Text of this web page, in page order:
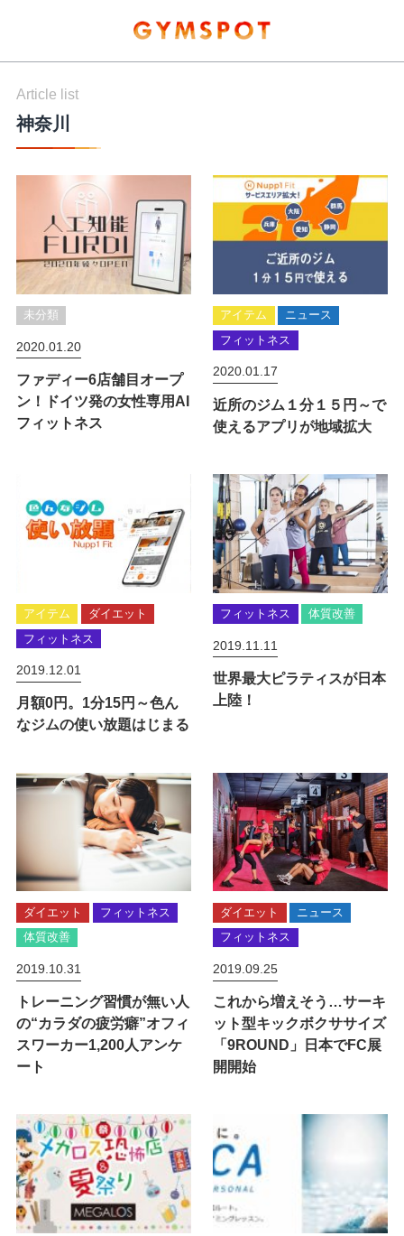
Article list
神奈川
未分類
2020.01.20
ファディー6店舗目オープ
ン！ドイツ発の女性専用AI
フィットネス
アイテム
ニュース
フィットネス
2020.01.17
近所のジム１分１５円～で
使えるアプリが地域拡大
アイテム
ダイエット
フィットネス
2019.12.01
月額0円。1分15円～色ん
なジムの使い放題はじまる
フィットネス 体質改善
2019.11.11
世界最大ピラティスが日本
上陸！
ダイエット
フィットネス
体質改善
2019.10.31
トレーニング習慣が無い人
の“カラダの疲労癖”オフィ
スワーカー1,200人アンケ
ート
ダイエット
ニュース
フィットネス
2019.09.25
これから増えそう…サーキ
ット型キックボクササイズ
「9ROUND」日本でFC展
開開始